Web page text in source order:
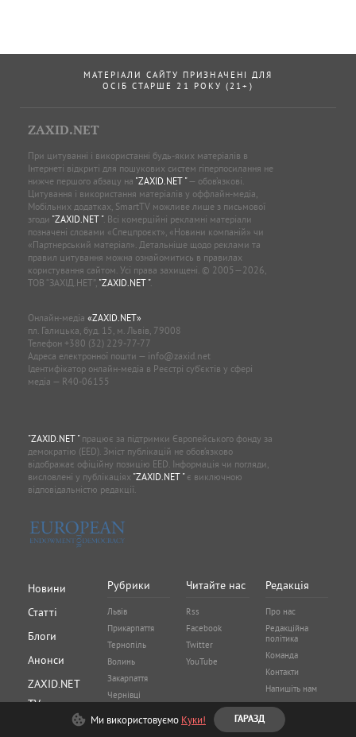
МАТЕРІАЛИ САЙТУ ПРИЗНАЧЕНІ ДЛЯ
ОСІБ СТАРШЕ 21 РОКУ (21+)
ZAXID.NET
При цитуванні і використанні будь-яких матеріалів в
Інтернеті відкриті для пошукових систем гіперпосилання не
нижче першого абзацу на "ZAXID.NET "
— обов’язкові.
Цитування і використання матеріалів у оффлайн-медіа,
Мобільних додатках, SmartTV можливе лише з письмової
згоди "ZAXID.NET " . Всі комерційні рекламні матеріали
позначені словами «Спецпроєкт», «Новини компаній» чи
«Партнерський матеріал». Детальніше щодо реклами та
правил цитування можна ознайомитись в правилах
користування сайтом. Усі права захищені. © 2005—2026,
ТОВ “ЗАХІД.НЕТ”, "ZAXID.NET " .
Онлайн-медіа «ZAXID.NET»
пл. Галицька, буд. 15, м. Львів, 79008
Телефон
+380 (32) 229-77-77
Адреса електронної пошти — info@zaxid.net
Ідентифікатор онлайн-медіа в Реєстрі суб'єктів у сфері
медіа — R40-06155
"ZAXID.NET "
працює за підтримки Європейського фонду за
демократію (EED). Зміст публікацій не обов’язково
відображає офіційну позицію EED. Інформація чи погляди,
висловлені у публікаціях "ZAXID.NET "
є виключною
відповідальністю редакції.
Новини
Статті
Блоги
Анонси
ZAXID.NET
Рубрики
Львів
Прикарпаття
Тернопіль
Волинь
Закарпаття
Чернівці
Рівне
Читайте нас
Rss
Facebook
Twitter
YouTube
Редакція
Про нас
Редакційна
політика
Команда
Контакти
Напишіть нам
Реклама на
Ми використовуємо Куки! ГАРАЗД